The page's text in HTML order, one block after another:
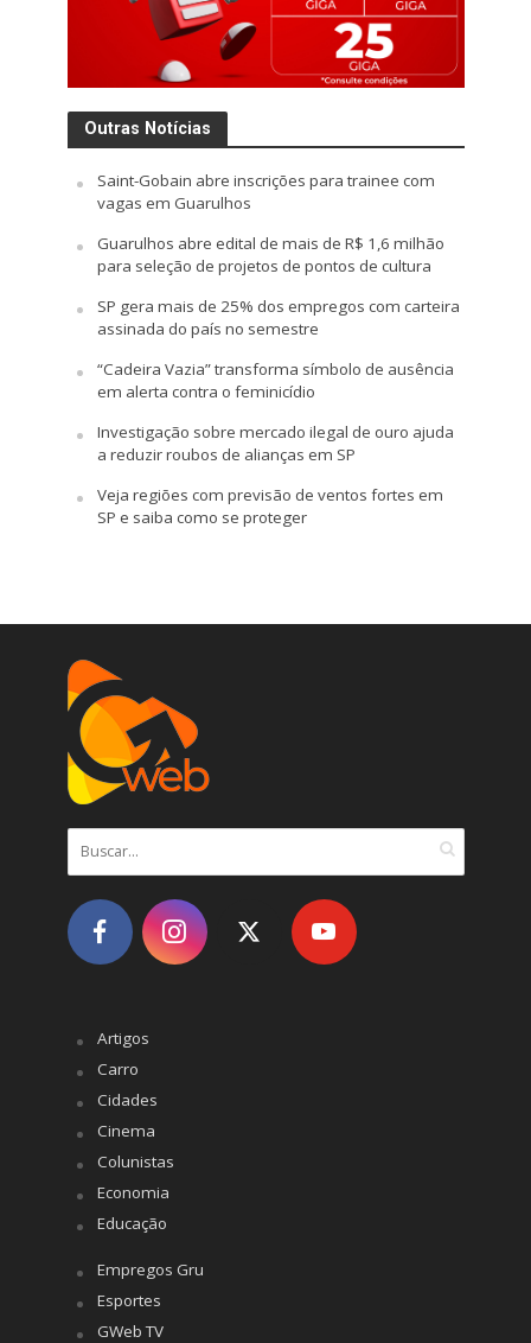
Outras Notícias
Saint-Gobain abre inscrições para trainee com
vagas em Guarulhos
Guarulhos abre edital de mais de R$ 1,6 milhão
para seleção de projetos de pontos de cultura
SP gera mais de 25% dos empregos com carteira
assinada do país no semestre
“Cadeira Vazia” transforma símbolo de ausência
em alerta contra o feminicídio
Investigação sobre mercado ilegal de ouro ajuda
a reduzir roubos de alianças em SP
Veja regiões com previsão de ventos fortes em
SP e saiba como se proteger
Artigos
Carro
Cidades
Cinema
Colunistas
Economia
Educação
Empregos Gru
Esportes
GWeb TV